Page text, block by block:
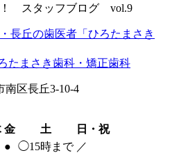
！ スタッフブログ vol.9
たまさき歯科・矯正歯科
南区長丘3-10-4
金 土
日・祝
● ◯15時まで ／